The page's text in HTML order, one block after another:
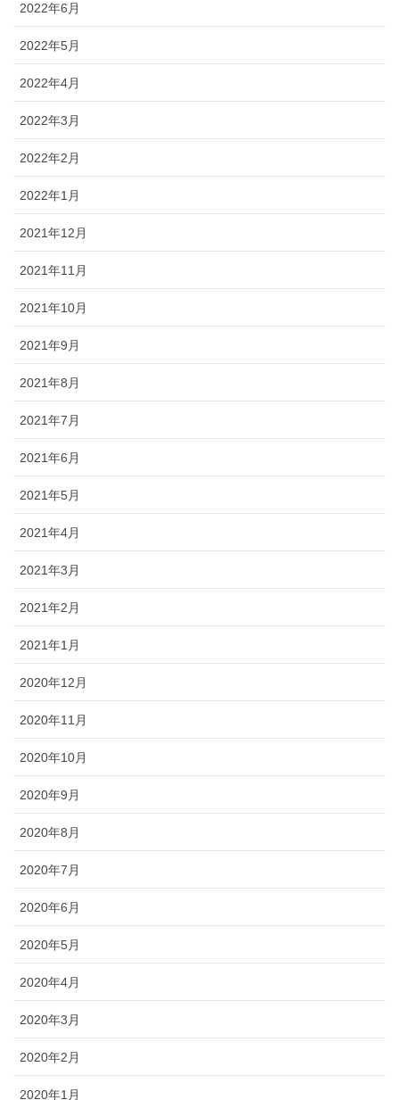
2022年6月
2022年5月
2022年4月
2022年3月
2022年2月
2022年1月
2021年12月
2021年11月
2021年10月
2021年9月
2021年8月
2021年7月
2021年6月
2021年5月
2021年4月
2021年3月
2021年2月
2021年1月
2020年12月
2020年11月
2020年10月
2020年9月
2020年8月
2020年7月
2020年6月
2020年5月
2020年4月
2020年3月
2020年2月
2020年1月